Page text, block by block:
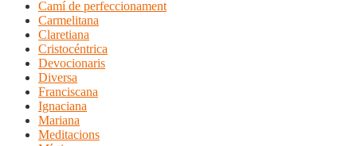
Camí de perfeccionament
Carmelitana
Claretiana
Cristocéntrica
Devocionaris
Diversa
Franciscana
Ignaciana
Mariana
Meditacions